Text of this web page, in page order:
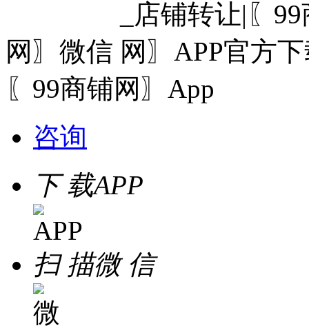
网〗微信
〖99商铺网〗App
咨询
下 载APP
扫 描微 信